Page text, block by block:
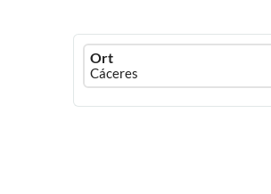
Ferienhausmiete
logo
Ort